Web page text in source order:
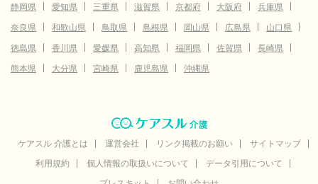
静岡県
愛知県 三重県 滋賀県 京都府 大阪府
兵庫県
奈良県
和歌山県 鳥取県 島根県 岡山県 広島県
山口県
徳島県
香川県 愛媛県 高知県 福岡県 佐賀県
長崎県
熊本県
大分県 宮崎県 鹿児島県 沖縄県
ケアスル 介護とは 運営会社 リンク掲載のお願い
サイトマップ
利用規約
個人情報の取扱いについて
データ引用について